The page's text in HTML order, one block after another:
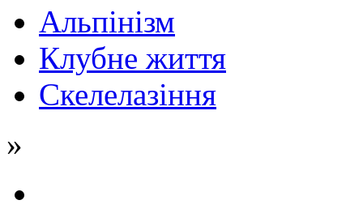
Альпінізм
Клубне життя
Скелелазіння
»